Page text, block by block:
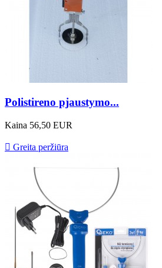
Polistireno pjaustymo...
Kaina 56,50 EUR
 Greita peržiūra